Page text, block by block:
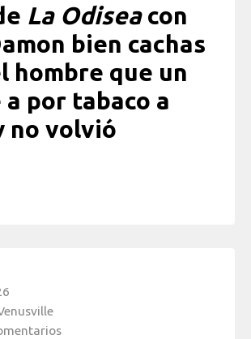
La Odiseacon
bien cachas
hombre que un
por tabaco a
no volvió